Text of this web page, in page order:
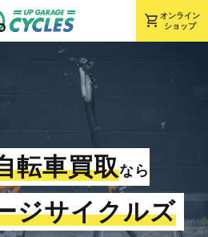
shopping_cart オンライン
ショップ
転車買取なら
ジサイクルズ